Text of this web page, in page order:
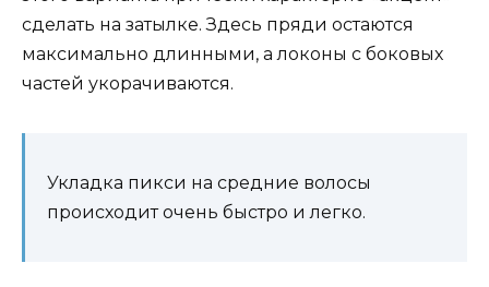
сделать на затылке. Здесь пряди остаются
максимально длинными, а локоны с боковых
частей укорачиваются.
Укладка пикси на средние волосы
происходит очень быстро и легко.